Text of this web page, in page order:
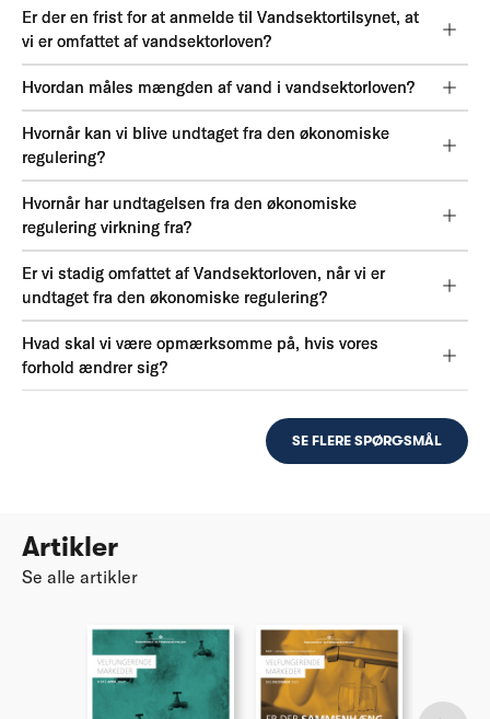
Er der en frist for at anmelde til Vandsektortilsynet, at
vi er omfattet af vandsektorloven?
Hvordan måles mængden af vand i vandsektorloven?
Hvornår kan vi blive undtaget fra den økonomiske
regulering?
Hvornår har undtagelsen fra den økonomiske
regulering virkning fra?
Er vi stadig omfattet af Vandsektorloven, når vi er
undtaget fra den økonomiske regulering?
Hvad skal vi være opmærksomme på, hvis vores
forhold ændrer sig?
SE FLERE SPØRGSMÅL
Artikler
Se alle artikler